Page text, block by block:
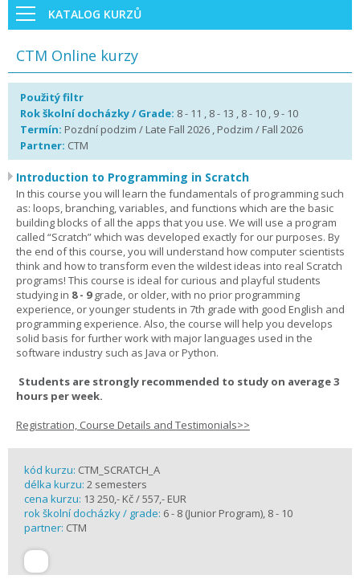
KATALOG KURZŮ
CTM Online kurzy
Použitý filtr
Rok školní docházky / Grade: 8 - 11 , 8 - 13 , 8 - 10 , 9 - 10
Termín: Pozdní podzim / Late Fall 2026 , Podzim / Fall 2026
Partner: CTM
Introduction to Programming in Scratch
In this course you will learn the fundamentals of programming such
as: loops, branching, variables, and functions which are the basic
building blocks of all the apps that you use. We will use a program
called “Scratch” which was developed exactly for our purposes. By
the end of this course, you will understand how computer scientists
think and how to transform even the wildest ideas into real Scratch
programs! This course is ideal for curious and playful students
studying in 8 - 9grade, or older, with no prior programming
experience, or younger students in 7th grade with good English and
programming experience. Also, the course will help you develops
solid basis for further work with major languages used in the
software industry such as Java or Python.
Students are strongly recommended to study on average 3
hours per week.
Registration, Course Details and Testimonials>>
kód kurzu: CTM_SCRATCH_A
délka kurzu: 2 semesters
cena kurzu: 13 250,- Kč / 557,- EUR
rok školní docházky / grade: 6 - 8 (Junior Program), 8 - 10
partner: CTM